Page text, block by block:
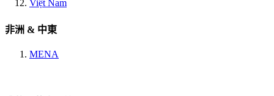
Việt Nam
非洲 & 中東
MENA